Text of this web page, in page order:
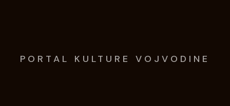
PORTAL KULTURE VOJVODINE